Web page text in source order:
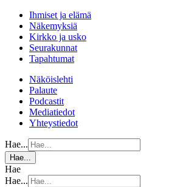
Ihmiset ja elämä
Näkemyksiä
Kirkko ja usko
Seurakunnat
Tapahtumat
Näköislehti
Palaute
Podcastit
Mediatiedot
Yhteystiedot
Hae...
Hae...
Hae
Hae...